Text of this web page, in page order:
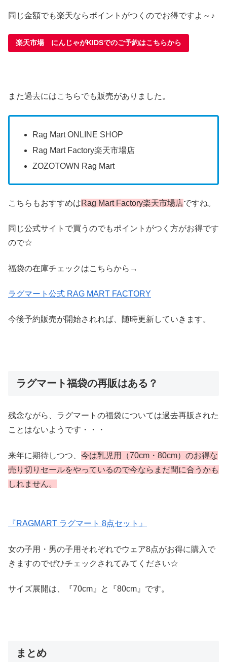
同じ金額でも楽天ならポイントがつくのでお得ですよ～♪
楽天市場 にんじゃがKIDSでのご予約はこちらから
また過去にはこちらでも販売がありました。
Rag Mart ONLINE SHOP
Rag Mart Factory楽天市場店
ZOZOTOWN Rag Mart
こちらもおすすめはRag Mart Factory楽天市場店ですね。
同じ公式サイトで買うのでもポイントがつく方がお得です
ので☆
福袋の在庫チェックはこちらから→
ラグマート公式 RAG MART FACTORY
今後予約販売が開始されれば、随時更新していきます。
ラグマート福袋の再販はある？
残念ながら、ラグマートの福袋については過去再販された
ことはないようです・・・
来年に期待しつつ、 今は乳児用（70cm・80cm）のお得な
売り切りセールをやっているので今ならまだ間に合うかも
しれません。
『RAGMART ラグマート 8点セット』
女の子用・男の子用それぞれでウェア8点がお得に購入で
きますのでぜひチェックされてみてください☆
サイズ展開は、『70cm』と『80cm』です。
まとめ